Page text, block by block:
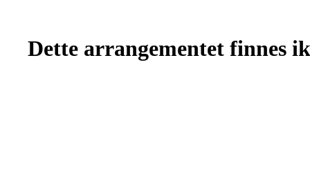
Dette arrangementet finnes